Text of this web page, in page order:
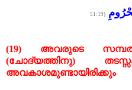
(51:19
(19) അവരുടെ
(ചോദ്യത്തിനു)
അവകാശമുണ്ടായിരിക്കും